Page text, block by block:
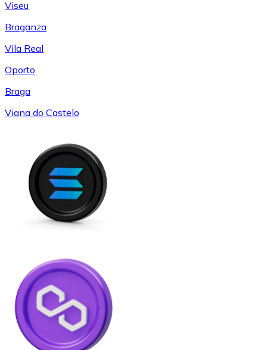
Viseu
Braganza
Vila Real
Oporto
Braga
Viana do Castelo